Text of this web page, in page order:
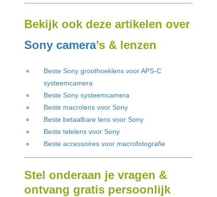
Bekijk ook deze artikelen over
Sony camera’s & lenzen
Beste Sony groothoeklens voor APS-C
systeemcamera
Beste Sony systeemcamera
Beste macrolens voor Sony
Beste betaalbare lens voor Sony
Beste telelens voor Sony
Beste accessoires voor macrofotografie
Stel onderaan je vragen &
ontvang gratis persoonlijk